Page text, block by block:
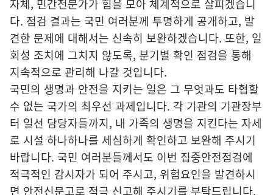
자체, 민간전문가가 힘을 모아 체계적으로 살피겠습니
다. 점검 결과는 국민 여러분께 투명하게 공개하고, 발
견한 문제에 대해서는 신속히 보완하겠습니다. 또한, 일
회성 조치에 그치지 않도록, 분기별 확인 점검을 통해
지속적으로 관리해 나갈 것입니다.
국민의 생명과 안전을 지키는 일은 그 무엇과도 타협할
수 없는 국가의 최우선 과제입니다. 각 기관의 기관장부
터 일선 담당자들까지, 내 가족의 생명을 지킨다는 자세
로 시설 하나하나를 세심하게 확인하고 보완해 주시기
바랍니다. 국민 여러분들께서도 이번 집중안전점검에
적극적인 감시자가 되어 주시고, 위험요인을 발견하시
면 안전신문고로 적극 신고해 주시기를 부탁드립니다.